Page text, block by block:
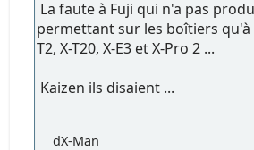
La faute à Fuji qui n'a pas
permettant sur les boîtiers qu'à
T2, X-T20, X-E3 et X-Pro 2 ...
Kaizen ils disaient ...
dX-Man